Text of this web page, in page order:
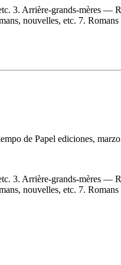
Arrière-grands-mères —
nouvelles, etc. 7.
de Papel ediciones,
Arrière-grands-mères —
nouvelles, etc. 7.